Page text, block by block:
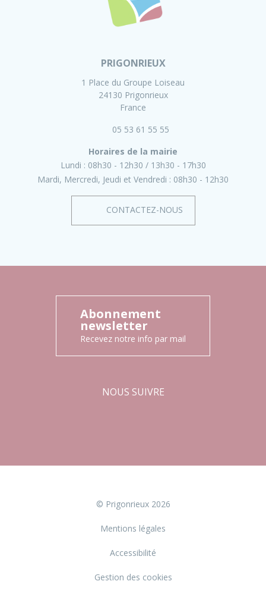
PRIGONRIEUX
1 Place du Groupe Loiseau
24130 Prigonrieux
France
05 53 61 55 55
Horaires de la mairie
Lundi : 08h30 - 12h30
13h30 - 17h30
Mardi, Mercredi, Jeudi et Vendredi : 08h30 - 12h30
CONTACTEZ-NOUS
Abonnement
newsletter
Recevez notre info par mail
NOUS SUIVRE
© Prigonrieux 2026
Mentions légales
Accessibilité
Gestion des cookies